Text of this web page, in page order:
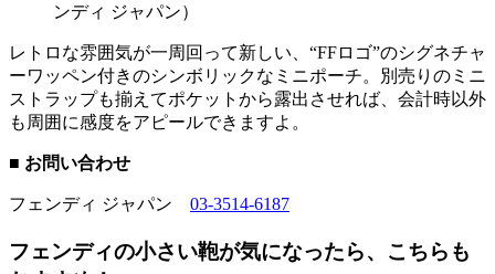
ンディ ジャパン）
レトロな雰囲気が一周回って新しい、“FFロゴ”のシグネチャ
ーワッペン付きのシンボリックなミニポーチ。別売りのミニ
ストラップも揃えてポケットから露出させれば、会計時以外
も周囲に感度をアピールできますよ。
■ お問い合わせ
フェンディ ジャパン 03-3514-6187
フェンディの小さい鞄が気になったら、こちらも